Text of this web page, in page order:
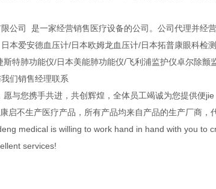
限公司 是一家经营销售医疗设备的公司。公司代理并经
本爱安德血压计/日本欧姆龙血压计/日本拓普康眼科检
斯特肺功能仪/日本美能肺功能仪/飞利浦监护仪卓尔除
们销售经理联系
与您携手共进，共创辉煌，全体员工竭诚为您提供便jie
启不生产医疗产品，所有产品均来自产品的生产厂商，
medical is willing to work hand in hand with you to
services!